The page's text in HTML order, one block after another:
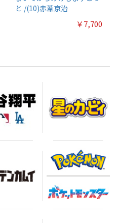
と /(10)赤葦京治
￥7,700